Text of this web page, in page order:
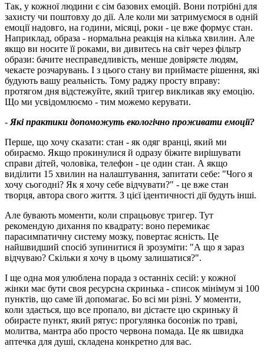
Так, у кожної людини є сім базових емоцій. Вони потрібні для
захисту чи поштовху до дії. Але коли ми затримуємося в одній
емоції надовго, на години, місяці, роки - це вже формує стан.
Наприклад, образа - нормальна реакція на кілька хвилин. Але
якщо ви носите її роками, ви дивитесь на світ через фільтр
образи: бачите несправедливість, менше довіряєте людям,
чекаєте розчарувань. І з цього стану ви приймаєте рішення, які
будують вашу реальність. Тому раджу просту вправу:
протягом дня відстежуйте, який тригер викликав яку емоцію.
Що ми усвідомлюємо - тим можемо керувати.
- Які практики допоможуть екологічно проживати емоції?
Перше, що хочу сказати: стан - як одяг вранці, який ми
обираємо. Якщо прокинулися й одразу біжите вирішувати
справи дітей, чоловіка, телефон - це один стан. А якщо
виділити 15 хвилин на налаштування, запитати себе: "Чого я
хочу сьогодні? Як я хочу себе відчувати?" - це вже стан
творця, автора свого життя. З цієї ідентичності дії будуть інші.
Але бувають моменти, коли спрацьовує тригер. Тут
рекомендую дихання по квадрату: воно перемикає
парасимпатичну систему мозку, повертає ясність. Це
найшвидший спосіб зупинитися й зрозуміти: "А що я зараз
відчуваю? Скільки я хочу в цьому залишатися?".
І ще одна моя улюблена порада з останніх сесій: у кожної
жінки має бути своя ресурсна скринька - список мінімум зі 100
пунктів, що саме їй допомагає. Бо всі ми різні. У моменти,
коли здається, що все пропало, ви дістаєте цю скриньку й
обираєте пункт, який рятує: прогулянка босоніж по траві,
молитва, мантра або просто червона помада. Це як швидка
аптечка для душі, складена конкретно для вас.